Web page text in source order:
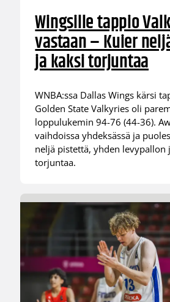
Wingsille tappio
vastaan – Kuier
ja kaksi torjuntaa
WNBA:ssa Dallas Wings kärsi
Golden State Valkyries oli
loppulukemin 94-76 (44-36).
vaihdoissa yhdeksässä ja
neljä pistettä, yhden levypallon
torjuntaa.